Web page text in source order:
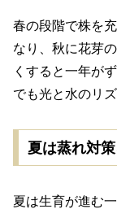
春の段階で株を
なり、秋に花芽
くすると一年が
でも光と水のリ
夏は蒸れ対
夏は生育が進む